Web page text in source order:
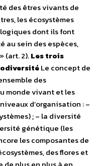
des êtres vivants de
les écosystèmes
dont ils font
au sein des espèces,
(art. 2).Les trois
Le concept de
des
monde vivant et les
d’organisation : –
; – la diversité
génétique (les
les composantes de
des flores et